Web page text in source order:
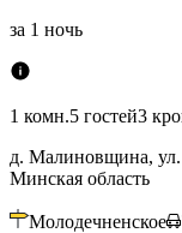
за 1 ночь
1 комн.5 гостей3
д. Малиновщина,
Минская область
Молодечненское